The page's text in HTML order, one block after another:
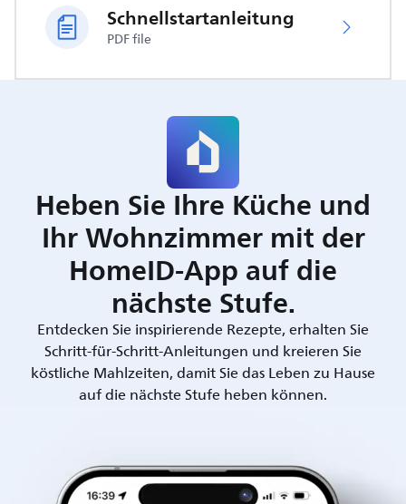
Schnellstartanleitung
PDF file
Heben Sie Ihre Küche und
Ihr Wohnzimmer mit der
HomeID-App auf die
nächste Stufe.
Entdecken Sie inspirierende Rezepte, erhalten Sie
Schritt-für-Schritt-Anleitungen und kreieren Sie
köstliche Mahlzeiten, damit Sie das Leben zu Hause
auf die nächste Stufe heben können.